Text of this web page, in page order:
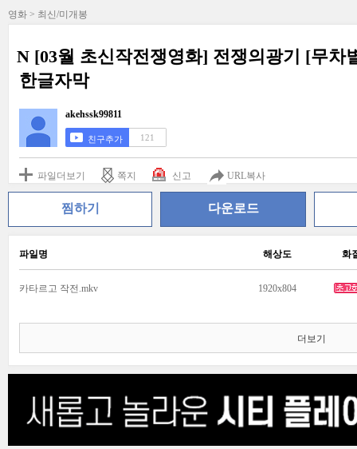
영화 > 최신/미개봉
N [03월 초신작전쟁영화] 전쟁의광기 [무차
한글자막
akehssk99811
친구추가 121
파일더보기 쪽지 신고 URL복사
찜하기 다운로드
파일명 해상도 화
카타르고 작전.mkv 1920x804
더보기